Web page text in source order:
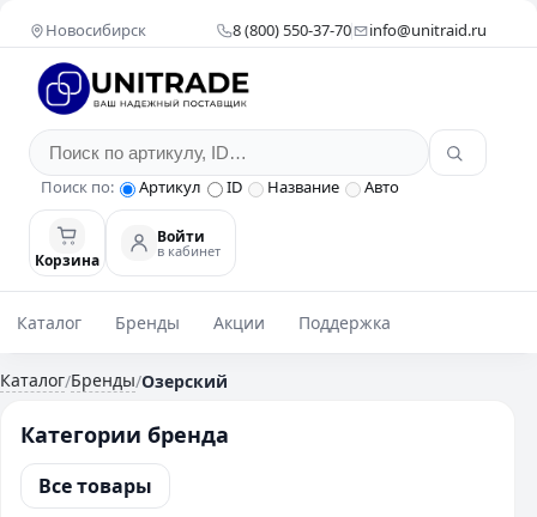
Новосибирск 8 (800) 550-37-70 info@unitraid.ru
Поиск по: Артикул ID Название Авто
Корзина
Войти
в кабинет
Каталог Бренды Акции Поддержка
Каталог/Бренды/Озерский
Категории бренда
Все товары